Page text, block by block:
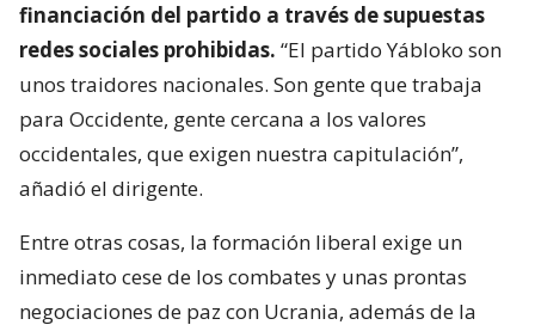
financiación del partido a través de supuestas
redes sociales prohibidas. “El partido Yábloko son
unos traidores nacionales. Son gente que trabaja
para Occidente, gente cercana a los valores
occidentales, que exigen nuestra capitulación”,
añadió el dirigente.
Entre otras cosas, la formación liberal exige un
inmediato cese de los combates y unas prontas
negociaciones de paz con Ucrania, además de la